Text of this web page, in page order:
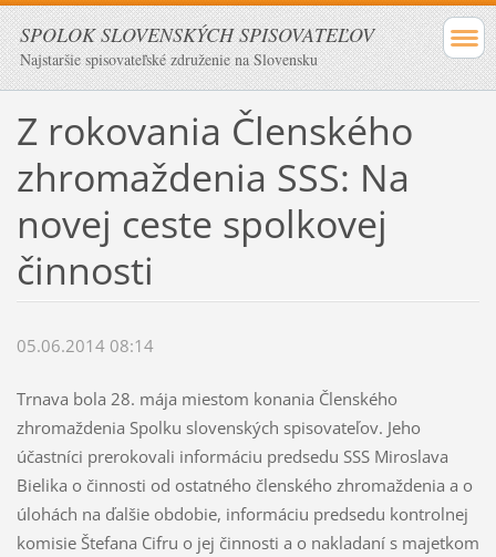
SPOLOK SLOVENSKÝCH SPISOVATEĽOV
Najstaršie spisovateľské združenie na Slovensku
Z rokovania Členského
zhromaždenia SSS: Na
novej ceste spolkovej
činnosti
05.06.2014 08:14
Trnava bola 28. mája miestom konania Členského
zhromaždenia Spolku slovenských spisovateľov. Jeho
účastníci prerokovali informáciu predsedu SSS Miroslava
Bielika o činnosti od ostatného členského zhromaždenia a o
úlohách na ďalšie obdobie, informáciu predsedu kontrolnej
komisie Štefana Cifru o jej činnosti a o nakladaní s majetkom